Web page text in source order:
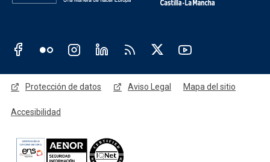
Redes sociales JCCM
Menú legal
Protección de datos Aviso Legal Mapa del sitio
Accesibilidad